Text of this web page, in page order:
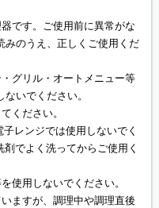
です。ご使用前に異常がな
みのうえ、正しくご使用くだ
グリル・オートメニュー等
いでください。
ください。
レンジでは使用しないでく
でよく洗ってからご使用く
使用しないでください。
ますが、調理中や調理直後